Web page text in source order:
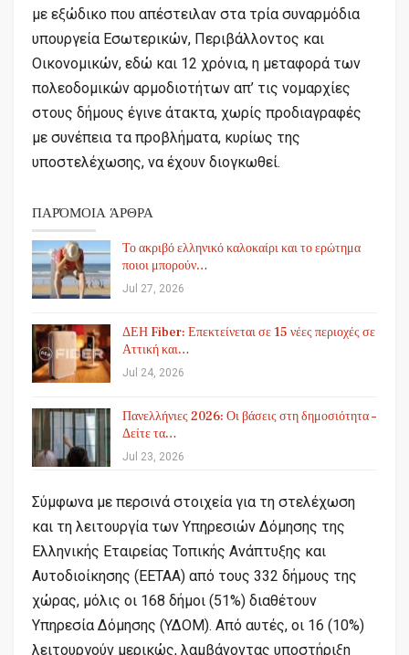
με εξώδικο που απέστειλαν στα τρία συναρμόδια
υπουργεία Εσωτερικών, Περιβάλλοντος και
Οικονομικών, εδώ και 12 χρόνια, η μεταφορά των
πολεοδομικών αρμοδιοτήτων απ’ τις νομαρχίες
στους δήμους έγινε άτακτα, χωρίς προδιαγραφές
με συνέπεια τα προβλήματα, κυρίως της
υποστελέχωσης, να έχουν διογκωθεί.
ΠΑΡΌΜΟΙΑ ΆΡΘΡΑ
Το ακριβό ελληνικό καλοκαίρι και το ερώτημα
ποιοι μπορούν…
Jul 27, 2026
ΔΕΗ Fiber: Επεκτείνεται σε 15 νέες περιοχές σε
Αττική και…
Jul 24, 2026
Πανελλήνιες 2026: Οι βάσεις στη δημοσιότητα –
Δείτε τα…
Jul 23, 2026
Σύμφωνα με περσινά στοιχεία για τη στελέχωση
και τη λειτουργία των Υπηρεσιών Δόμησης της
Ελληνικής Εταιρείας Τοπικής Ανάπτυξης και
Αυτοδιοίκησης (ΕΕΤΑΑ) από τους 332 δήμους της
χώρας, μόλις οι 168 δήμοι (51%) διαθέτουν
Υπηρεσία Δόμησης (ΥΔΟΜ). Από αυτές, οι 16 (10%)
λειτουργούν μερικώς, λαμβάνοντας υποστήριξη